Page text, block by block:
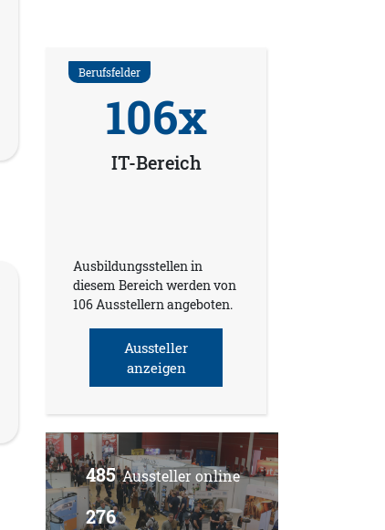
Berufsfelder
106x
IT-Bereich
Ausbildungsstellen in
diesem Bereich werden von
106 Ausstellern angeboten.
Aussteller
anzeigen
485Aussteller online
276